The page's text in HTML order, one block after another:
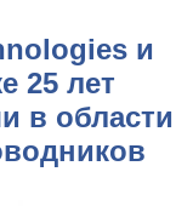
и
25 лет
в области